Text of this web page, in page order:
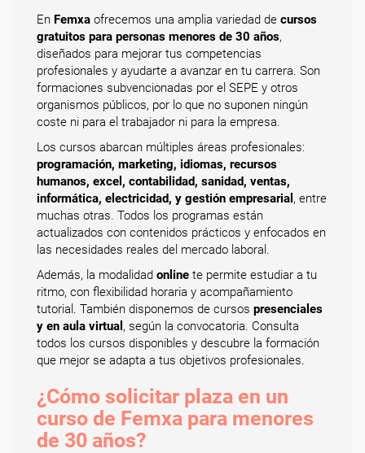
En Femxa ofrecemos una amplia variedad de cursos
gratuitos para personas menores de 30 años,
diseñados para mejorar tus competencias
profesionales y ayudarte a avanzar en tu carrera. Son
formaciones subvencionadas por el SEPE y otros
organismos públicos, por lo que no suponen ningún
coste ni para el trabajador ni para la empresa.
Los cursos abarcan múltiples áreas profesionales:
programación, marketing, idiomas, recursos
humanos, excel, contabilidad, sanidad, ventas,
informática, electricidad, y gestión empresarial , entre
muchas otras. Todos los programas están
actualizados con contenidos prácticos y enfocados en
las necesidades reales del mercado laboral.
Además, la modalidad online te permite estudiar a tu
ritmo, con flexibilidad horaria y acompañamiento
tutorial. También disponemos de cursos presenciales
y en aula virtual , según la convocatoria. Consulta
todos los cursos disponibles y descubre la formación
que mejor se adapta a tus objetivos profesionales.
¿Cómo solicitar plaza en un
curso de Femxa para menores
de 30 años?